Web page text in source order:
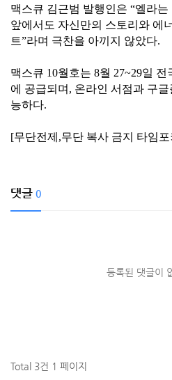
맥스큐 김근범 발행인은 “엘라
앞에서도 자신만의 스토리와 에
트”라며 극찬을 아끼지 않았다.
맥스큐 10월호는 8월 27~29일
에 공급되며, 온라인 서점과 구
능하다.
[무단전제,무단 복사 금지 타임포
댓글 0
등록된 댓글이
Total 3건 1 페이지